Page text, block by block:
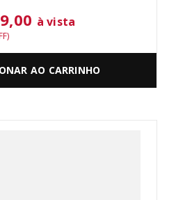
à vista
AO CARRINHO